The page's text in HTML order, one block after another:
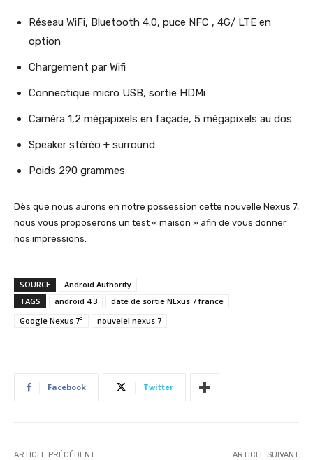
Réseau WiFi, Bluetooth 4.0, puce NFC , 4G/ LTE en
option
Chargement par Wifi
Connectique micro USB, sortie HDMi
Caméra 1,2 mégapixels en façade, 5 mégapixels au dos
Speaker stéréo + surround
Poids 290 grammes
Dès que nous aurons en notre possession cette nouvelle Nexus 7,
nous vous proposerons un test « maison » afin de vous donner
nos impressions.
SOURCE
Android Authority
TAGS
android 4.3
date de sortie NExus 7 france
Google Nexus 7²
nouvelel nexus 7
Facebook Twitter
ARTICLE PRÉCÉDENT ARTICLE SUIVANT